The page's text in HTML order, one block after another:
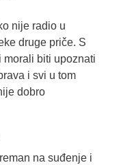
nije radio u
druge priče. S
biti upoznati
i svi u tom
dobro
na suđenje i